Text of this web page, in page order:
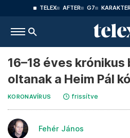
TELEX AFTER G7
16–18 éves
oltanak a Heim Pál
KORONAVÍRUS frissítve
Fehér János